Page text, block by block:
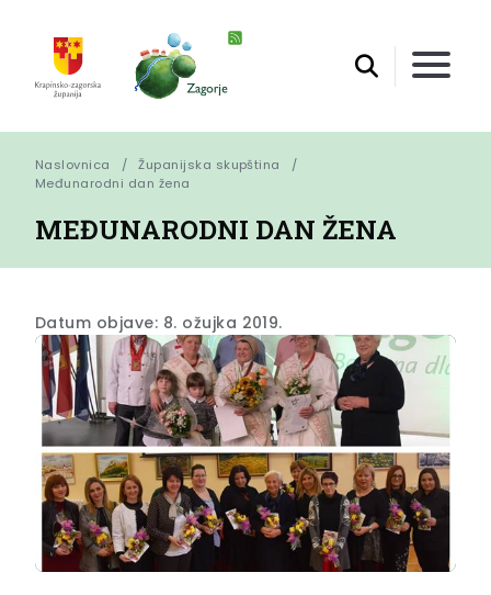
Naslovnica
Županijska skupština
Međunarodni dan žena
MEĐUNARODNI DAN ŽENA
Datum objave: 8. ožujka 2019.